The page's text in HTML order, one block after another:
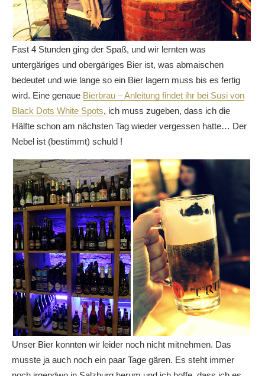
Fast 4 Stunden ging der Spaß, und wir lernten was
untergäriges und obergäriges Bier ist, was abmaischen
bedeutet und wie lange so ein Bier lagern muss bis es fertig
wird. Eine genaue Bierbrau – Anleitung findet ihr bei Susi von
Black Dots White Spots, ich muss zugeben, dass ich die
Hälfte schon am nächsten Tag wieder vergessen hatte… Der
Nebel ist (bestimmt) schuld !
Unser Bier konnten wir leider noch nicht mitnehmen. Das
musste ja auch noch ein paar Tage gären. Es steht immer